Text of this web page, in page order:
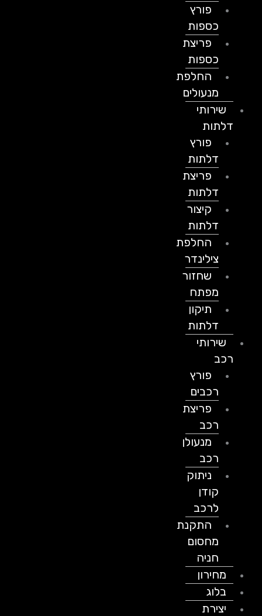
פורץ
כספות
פריצת
כספות
החלפת
מנעולים
שירותי
דלתות
פורץ
דלתות
פריצת
דלתות
קיצור
דלתות
החלפת
צילינדר
שחזור
מפתח
תיקון
דלתות
שירותי
פורץ
רכבים
פריצת
מנעולן
ניתוק
לרכב
התקנת
מחסום
חניה
מחירון
בלוג
יצירת